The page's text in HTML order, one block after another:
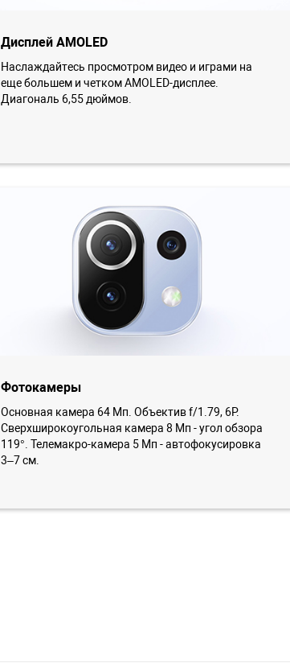
Дисплей AMOLED
Наслаждайтесь просмотром видео и играми на
еще большем и четком AMOLED-дисплее.
Диагональ 6,55 дюймов.
Фотокамеры
Основная камера 64 Мп. Объектив f/1.79, 6P.
Сверхширокоугольная камера 8 Мп - угол обзора
119°. Телемакро-камера 5 Мп - автофокусировка
3–7 см.